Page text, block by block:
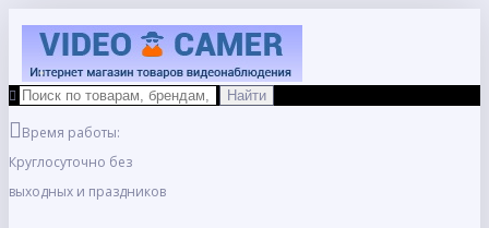
Время работы:
Круглосуточно без
выходных и праздников